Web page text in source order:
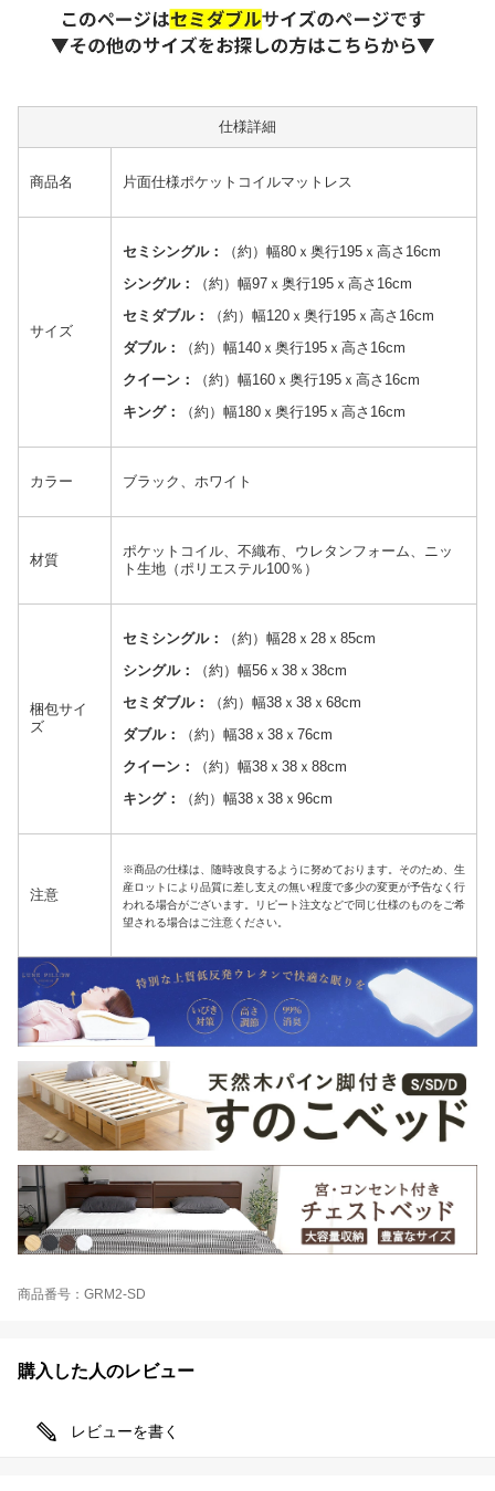
仕様詳細
商品名 片面仕様ポケットコイルマットレス
サイズ
セミシングル：
（約）幅80ｘ奥行195ｘ高さ16cm
シングル：
（約）幅97ｘ奥行195ｘ高さ16cm
セミダブル：
（約）幅120ｘ奥行195ｘ高さ16cm
ダブル：
（約）幅140ｘ奥行195ｘ高さ16cm
クイーン：
（約）幅160ｘ奥行195ｘ高さ16cm
キング：
（約）幅180ｘ奥行195ｘ高さ16cm
カラー ブラック、ホワイト
材質
ポケットコイル、不織布、ウレタンフォーム、ニッ
ト生地（ポリエステル100％）
梱包サイ
ズ
セミシングル：
（約）幅28ｘ28ｘ85cm
シングル：
（約）幅56ｘ38ｘ38cm
セミダブル：
（約）幅38ｘ38ｘ68cm
ダブル：
（約）幅38ｘ38ｘ76cm
クイーン：
（約）幅38ｘ38ｘ88cm
キング：
（約）幅38ｘ38ｘ96cm
注意
※商品の仕様は、随時改良するように努めております。そのため、生
産ロットにより品質に差し支えの無い程度で多少の変更が予告なく行
われる場合がございます。リピート注文などで同じ仕様のものをご希
望される場合はご注意ください。
商品番号：GRM2-SD
購入した人のレビュー
レビューを書く